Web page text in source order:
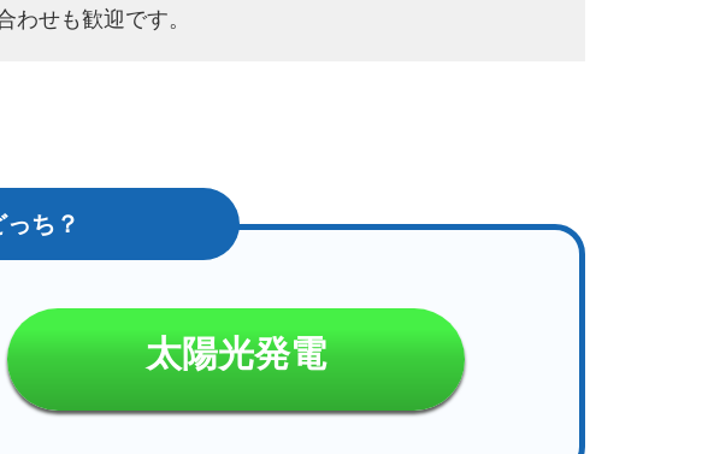
わせも歓迎です。
太陽光発電